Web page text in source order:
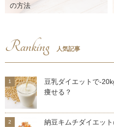
の方法
Ranking 人気記事
豆乳ダイエットで-
痩せる？
納豆キムチダイエッ